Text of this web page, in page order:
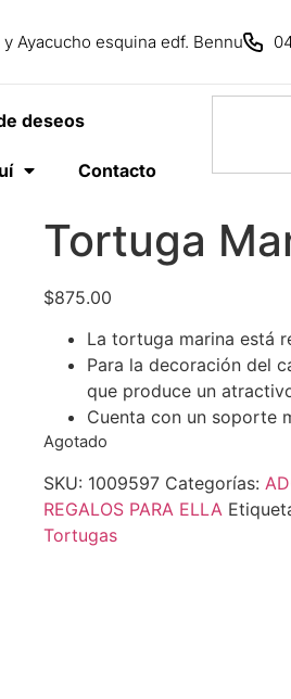
y Ayacucho esquina edf. Bennu
deseos
Contacto
Tortuga
$875.00
La tortuga marina está
Para la decoración del
que produce un
Cuenta con un soporte
Agotado
SKU: 1009597 Categorías:
REGALOS PARA ELLA
Tortugas